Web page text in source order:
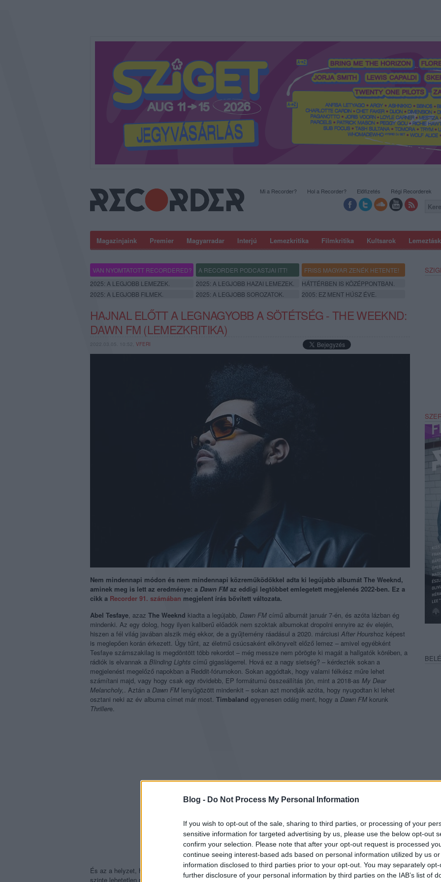
Blog - Do Not Process My Personal Information
If you wish to opt-out of the sale, sharing to third parties, or processing of your
sensitive information for targeted advertising by us, please use the below opt-out
confirm your selection. Please note that after your opt-out request is processed
continue seeing interest-based ads based on personal information utilized by us
information disclosed to third parties prior to your opt-out. You may separately
further disclosure of your personal information by third parties on the IAB’s list of
Magazinjaink Premier Magyarradar Interjú Lemezkritika Filmkritika Kultsarok
Mi a Recorder? Hol a Recorder? Előfizetés Régi Recorderek
VAN NYOMTATOTT RECORDERED? A RECORDER PODCASTJAI ITT!
FRISS MAGYAR ZENÉK HETENTE!
2025: A LEGJOBB LEMEZEK.
2025: A LEGJOBB HAZAI LEMEZEK.
HÁTTÉRBEN IS KÖZÉPPONTBAN.
2025: A LEGJOBB FILMEK.
2025: A LEGJOBB SOROZATOK. 2005: EZ MENT HÚSZ ÉVE.
HAJNAL ELŐTT A LEGNAGYOBB A SÖTÉTSÉG - THE WEEKND:
DAWN FM (LEMEZKRITIKA)
2022.03.05. 10:52, VFERI
Nem mindennapi módon és nem mindennapi közreműködőkkel adta ki legújabb albumát The Weeknd,
aminek meg is lett az eredménye: a Dawn FMaz eddigi legtöbbet emlegetett megjelenés 2022-ben. Ez a
cikk a Recorder 91. számában megjelent írás bővített változata.
Abel Tesfaye, azaz The Weeknd kiadta a legújabb, Dawn FM című albumát január 7-én, és azóta lázban ég
mindenki. Az egy dolog, hogy ilyen kaliberű előadók nem szoktak albumokat dropolni ennyire az év elején,
hiszen a fél világ javában alszik még ekkor, de a gyűjtemény ráadásul a 2020. márciusi After Hourshoz képest
is meglepően korán érkezett. Úgy tűnt, az életmű csúcsaként elkönyvelt előző lemez – amivel egyébként
Tesfaye számszakilag is megdöntött több rekordot – még messze nem pörögte ki magát a hallgatók körében, a
rádiók is elvannak a Blinding Lights című gigaslágerrel. Hová ez a nagy sietség? – kérdezték sokan a
megjelenést megelőző napokban a Reddit-fórumokon. Sokan aggódtak, hogy valami félkész műre lehet
számítani majd, vagy hogy csak egy rövidebb, EP formátumú összeállítás jön, mint a 2018-as My Dear
Melancholy,. Aztán a Dawn FM lenyűgözött mindenkit – sokan azt mondják azóta, hogy nyugodtan ki lehet
osztani neki az év albuma címet már most. Timbaland egyenesen odáig ment, hogy a Dawn FM korunk
Thrillere.
És az a helyzet, hogy nehéz szembeszállni ezekkel az állításokkal: aDawn FMegy rendkívüli teljesítmény,
szinte lehetetlen módon múl felül mindent az előadó eddigi munkásságából. És ez az utolsó félmondat az, ami